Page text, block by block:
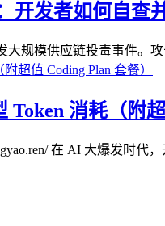
发者如何自查
大规模供应链投毒事件。
消耗（附
在 AI 大爆发时代，